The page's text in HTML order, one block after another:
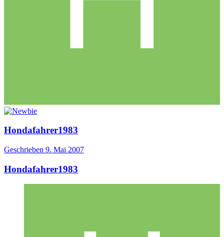
Hondafahrer1983
Geschrieben 9. Mai 2007
Hondafahrer1983